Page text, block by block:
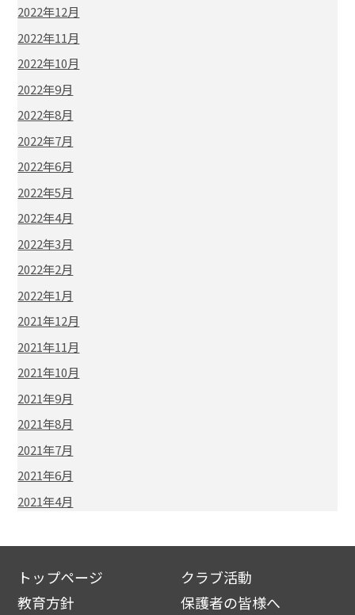
2022年12月
2022年11月
2022年10月
2022年9月
2022年8月
2022年7月
2022年6月
2022年5月
2022年4月
2022年3月
2022年2月
2022年1月
2021年12月
2021年11月
2021年10月
2021年9月
2021年8月
2021年7月
2021年6月
2021年4月
トップページ
教育方針
クラブ活動
保護者の皆様へ